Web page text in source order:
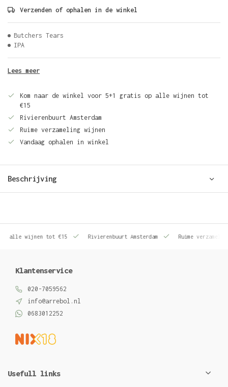
Verzenden of ophalen in de winkel
Butchers Tears
IPA
Lees meer
Kom naar de winkel voor 5+1 gratis op alle wijnen tot
€15
Rivierenbuurt Amsterdam
Ruime verzameling wijnen
Vandaag ophalen in winkel
Beschrijving
wijnen tot €15 Rivierenbuurt Amsterdam Ruime verzameling
Klantenservice
020-7059562
info@arrebol.nl
0683012252
Usefull links